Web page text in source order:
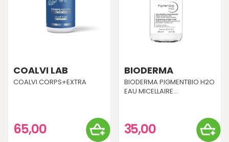
COALVI LAB
COALVI CORPS+EXTRA
65,00
BIODERMA
BIODERMA PIGMENTBIO H2O
EAU MICELLAIRE...
35,00